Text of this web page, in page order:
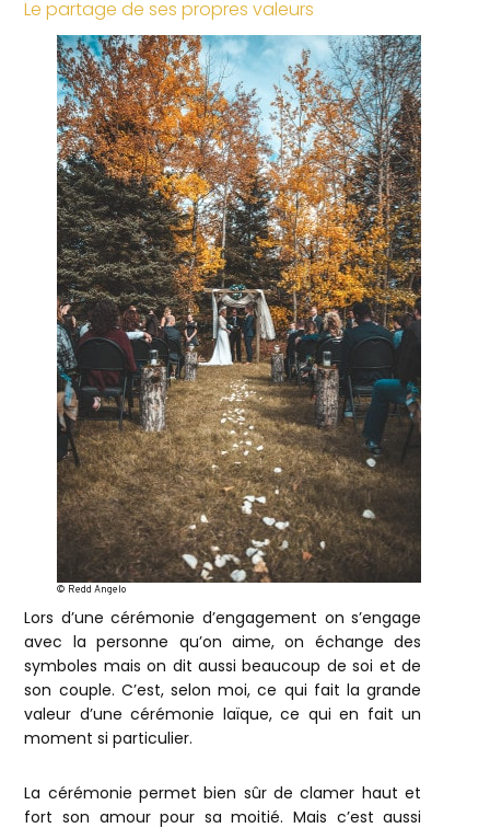
Le partage de ses propres valeurs
© Redd Angelo
Lors d’une cérémonie d’engagement on s’engage
avec la personne qu’on aime, on échange des
symboles mais on dit aussi beaucoup de soi et de
son couple. C’est, selon moi, ce qui fait la grande
valeur d’une cérémonie laïque, ce qui en fait un
moment si particulier.
La cérémonie permet bien sûr de clamer haut et
fort son amour pour sa moitié. Mais c’est aussi